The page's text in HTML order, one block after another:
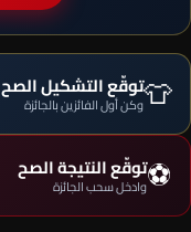
👕توقّع التشكيل الصح
وكن أول الفائزين بالجائزة
⚽توقّع النتيجة الصح
وادخل سحب الجائزة